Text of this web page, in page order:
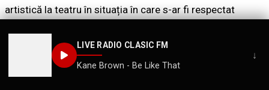
LIVE RADIO CLASIC FM
Kane Brown - Be Like That
↓
artistică la teatru în situația în care s-ar fi respectat
conducătorul țării; mi-a răspuns că da întru cât Gheorghe
Apostol iubea arta și artiștii; și era adevărat; venea des la
teatru unde l-am cunoscut de mic copil și am stabilit un